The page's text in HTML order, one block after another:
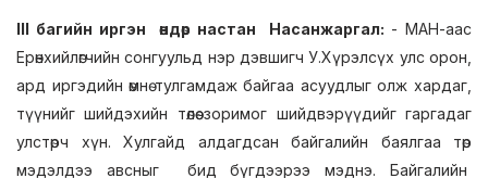
III багийн иргэн өндөр настан Насанжаргал: - МАН-аас
Ерөнхийлөгчийн сонгуульд нэр дэвшигч У.Хүрэлсүх улс орон,
ард иргэдийн өмнө тулгамдаж байгаа асуудлыг олж хардаг,
түүнийг шийдэхийн төлөө зоримог шийдвэрүүдийг гаргадаг
улстөрч хүн. Хулгайд алдагдсан байгалийн баялгаа төр
мэдэлдээ авсныг бид бүгдээрээ мэднэ. Байгалийн